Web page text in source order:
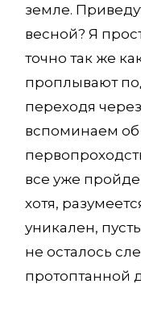
земле.
весной? Я
точно так же
проплывают
переходя
вспоминаем об
все уже
хотя,
уникален,
не осталось
протоптанной